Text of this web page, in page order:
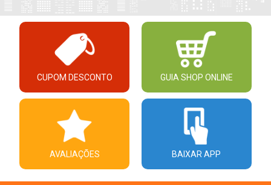
CUPOM DESCONTO GUIA SHOP ONLINE
AVALIAÇÕES BAIXAR APP